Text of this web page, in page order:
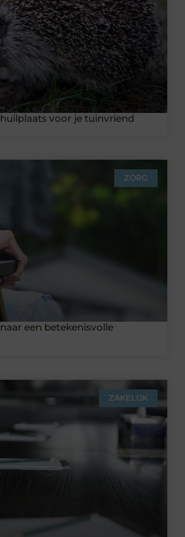
voor je tuinvriend
ZORG
een betekenisvolle
ZAKELIJK